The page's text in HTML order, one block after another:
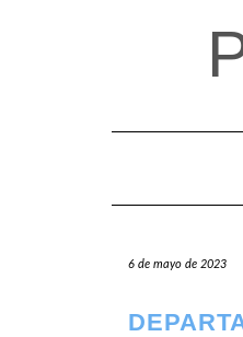
6 de mayo de 2023